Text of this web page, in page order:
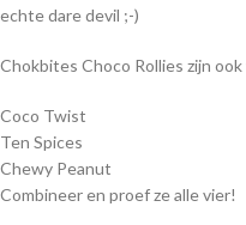
echte dare devil ;-)
Chokbites Choco Rollies zijn
Coco Twist
Ten Spices
Chewy Peanut
Combineer en proef ze alle vier!